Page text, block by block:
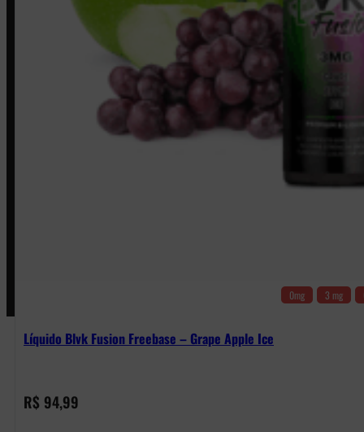
0mg 3 mg
Líquido Blvk Fusion Freebase – Grape Apple Ice
R$ 94,99
INSTITUCIONAL
Política de Privacidade
Política de Frete e Pagamento
Política de Garantia, Reembolso e Devolução